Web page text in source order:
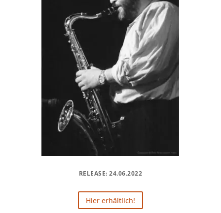
RELEASE: 24.06.2022
Hier erhältlich!